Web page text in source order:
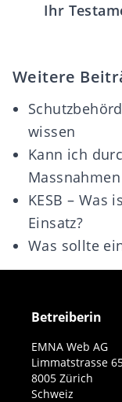
Ihr
Weitere
wissen
Kann ich
KESB – Was
Einsatz?
Was sollte
Betreiberin
EMNA Web AG
Limmatstrasse
8005 Zürich
Schweiz